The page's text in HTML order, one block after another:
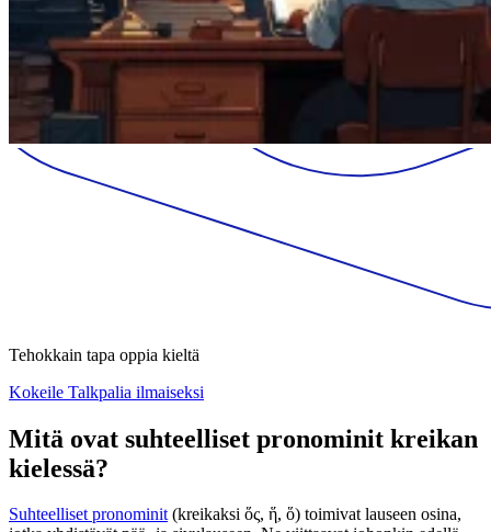
Tehokkain tapa oppia kieltä
Kokeile Talkpalia ilmaiseksi
Mitä ovat suhteelliset pronominit kreikan
kielessä?
Suhteelliset pronominit(kreikaksi ὅς, ἥ, ὅ) toimivat lauseen osina,